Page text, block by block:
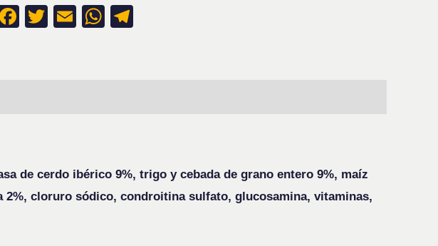
Facebook
Twitter
EmailWhatsApp
de cerdo ibérico 9%, trigo y cebada de grano entero 9%, maíz
2%, cloruro sódico, condroitina sulfato, glucosamina, vitaminas,